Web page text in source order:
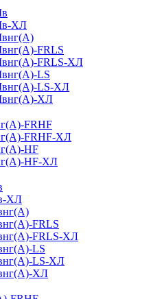
ХЛ
FRLS
FRLS-ХЛ
LS
LS-ХЛ
ХЛ
FRHF
FRHF-ХЛ
HF
HF-ХЛ
ХЛ
FRLS
FRLS-ХЛ
LS
LS-ХЛ
ХЛ